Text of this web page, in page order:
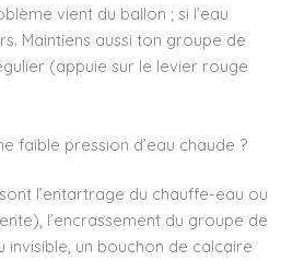
vient du ballon ; si l’eau
Maintiens aussi ton groupe de
(appuie sur le levier rouge
faible pression d’eau chaude ?
l’entartrage du chauffe-eau ou
l’encrassement du groupe de
invisible, un bouchon de calcaire